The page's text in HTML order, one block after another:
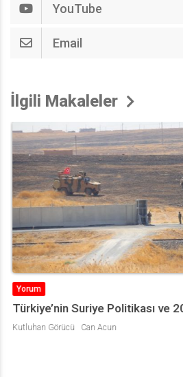
YouTube
Email
İlgili Makaleler
Yorum
Türkiye’nin Suriye Politikası ve
Kutluhan Görücü Can Acun